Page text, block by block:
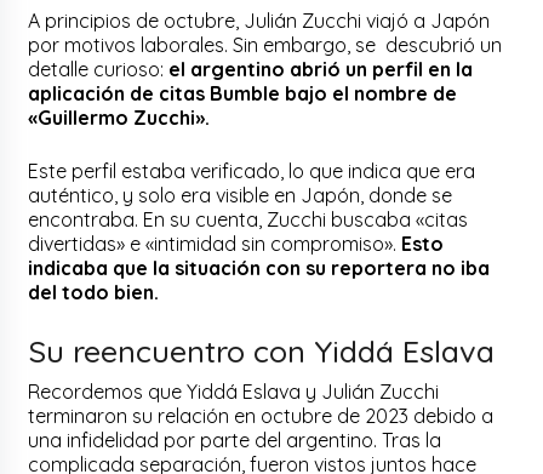
A principios de octubre, Julián Zucchi viajó a Japón
por motivos laborales. Sin embargo, se descubrió un
detalle curioso: el argentino abrió un perfil en la
aplicación de citas Bumble bajo el nombre de
«Guillermo Zucchi».
Este perfil estaba verificado, lo que indica que era
auténtico, y solo era visible en Japón, donde se
encontraba. En su cuenta, Zucchi buscaba «citas
divertidas» e «intimidad sin compromiso». Esto
indicaba que la situación con su reportera no iba
del todo bien.
Su reencuentro con Yiddá Eslava
Recordemos que Yiddá Eslava y Julián Zucchi
terminaron su relación en octubre de 2023 debido a
una infidelidad por parte del argentino. Tras la
complicada separación, fueron vistos juntos hace